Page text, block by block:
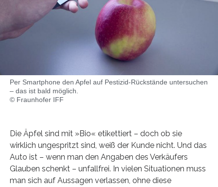
Per Smartphone den Apfel auf Pestizid-Rückstände untersuchen
– das ist bald möglich.
© Fraunhofer IFF
Die Äpfel sind mit »Bio« etikettiert – doch ob sie
wirklich ungespritzt sind, weiß der Kunde nicht. Und das
Auto ist – wenn man den Angaben des Verkäufers
Glauben schenkt – unfallfrei. In vielen Situationen muss
man sich auf Aussagen verlassen, ohne diese